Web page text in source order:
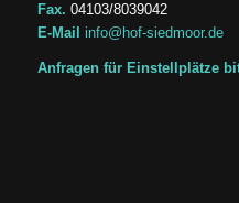
Fax. 04103/8039042
E-Mail
info@hof-siedmoor.de
Anfragen für Einstellplätze